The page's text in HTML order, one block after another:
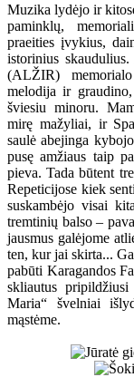
Muzika lydėjo ir
paminklų,
praeities įvykius,
istorinius
(ALŽIR)
melodija ir
šviesiu minoru.
mirę mažyliai, ir
saulė abejinga
pusę amžiaus taip
pieva. Tada būtent
Repeticijose kiek
suskambėjo visai
tremtinių balso –
jausmus galėjome
ten, kur jai skirta...
pabūti Karagandos
skliautus pripildžiusi
Maria“ švelniai
mąstėme.